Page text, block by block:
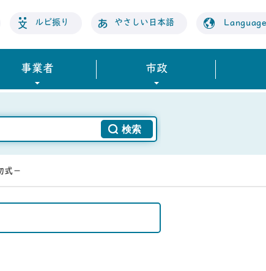
ルビ振り やさしい日本語 Language
事業者 市政
式－